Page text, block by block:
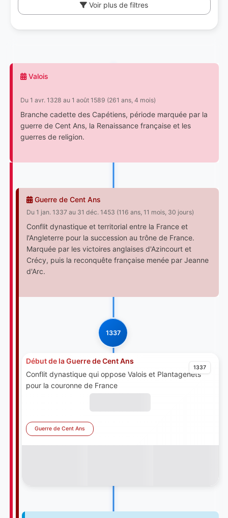
Voir plus de filtres
Valois
Du 1 avr. 1328 au 1 août 1589 (261 ans, 4 mois)
Branche cadette des Capétiens, période marquée par la
guerre de Cent Ans, la Renaissance française et les
guerres de religion.
Guerre de Cent Ans
Du 1 jan. 1337 au 31 déc. 1453 (116 ans, 11 mois, 30 jours)
Conflit dynastique et territorial entre la France et
l'Angleterre pour la succession au trône de France.
Marquée par les victoires anglaises d'Azincourt et
Crécy, puis la reconquête française menée par Jeanne
d'Arc.
1337
1337
Début de la Guerre de Cent Ans
Conflit dynastique qui oppose Valois et Plantagenêts
pour la couronne de France
Guerre de Cent Ans